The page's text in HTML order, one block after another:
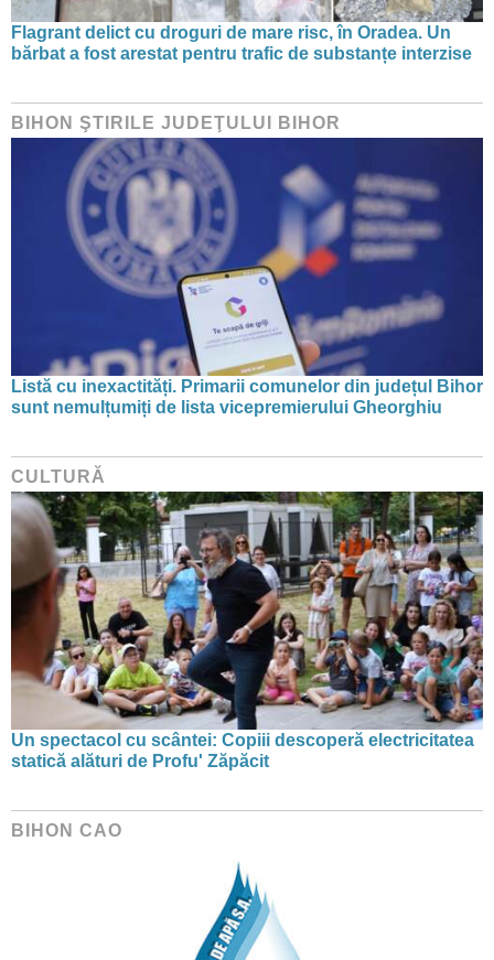
Flagrant delict cu droguri de mare risc, în Oradea. Un
bărbat a fost arestat pentru trafic de substanțe interzise
BIHON ŞTIRILE JUDEŢULUI BIHOR
Listă cu inexactități. Primarii comunelor din județul Bihor
sunt nemulțumiți de lista vicepremierului Gheorghiu
CULTURĂ
Un spectacol cu scântei: Copiii descoperă electricitatea
statică alături de Profu' Zăpăcit
BIHON CAO